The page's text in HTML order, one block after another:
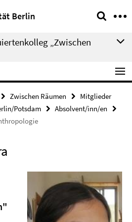
Berlin
„Zwischen
Zwischen Räumen
Mitglieder
Potsdam
Absolvent/inn/en